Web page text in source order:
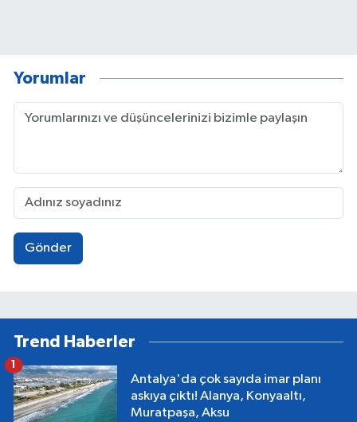
Yorumlar
Gönder
Trend Haberler
Antalya'da çok sayıda imar planı
askıya çıktı! Alanya, Konyaaltı,
Muratpaşa, Aksu
1